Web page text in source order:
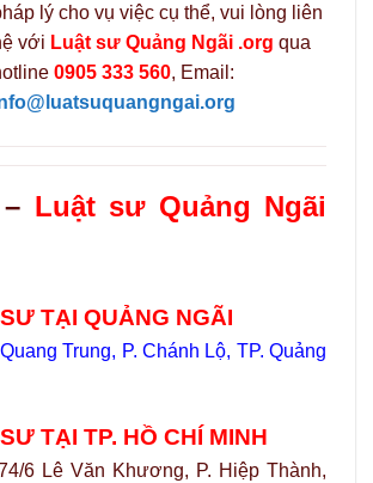
lý cho vụ việc cụ thể, vui lòng liên
với Luật sư Quảng Ngãi .org qua
0905 333 560, Email:
Luật sư Quảng Ngãi
TẠI QUẢNG NGÃI
Trung, P. Chánh Lộ, TP. Quảng
TẠI TP. HỒ CHÍ MINH
6 Lê Văn Khương, P. Hiệp Thành,